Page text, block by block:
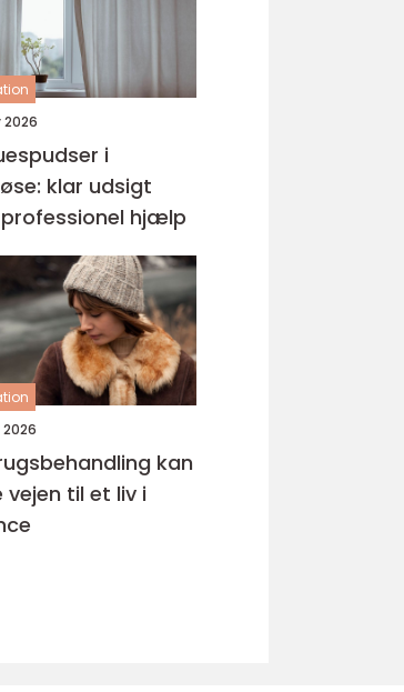
2026
i
klar udsigt
hjælp
2026
kan
i